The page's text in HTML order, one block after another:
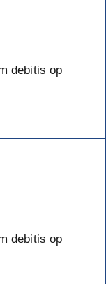
debitis op
debitis op